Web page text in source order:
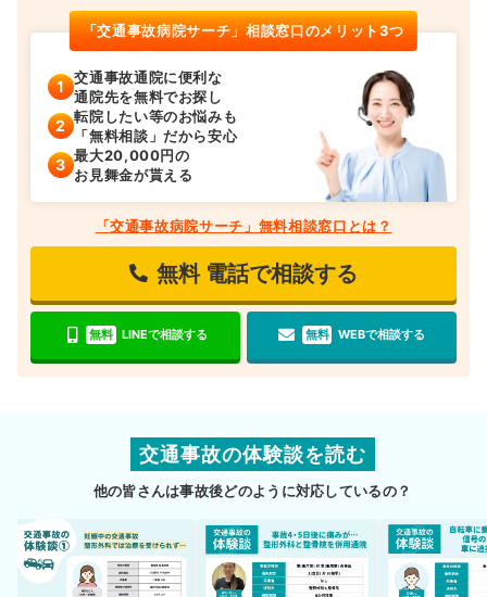
「交通事故病院サーチ」相談窓口のメリット3つ
交通事故通院に便利な
通院先を無料でお探し
転院したい等のお悩みも
「無料相談」だから安心
最大20,000円の
お見舞金が貰える
「交通事故病院サーチ」無料相談窓口とは？
無料 電話で相談する
無料 LINEで相談する 無料 WEBで相談する
交通事故の体験談を読む
他の皆さんは事故後どのように対応しているの？